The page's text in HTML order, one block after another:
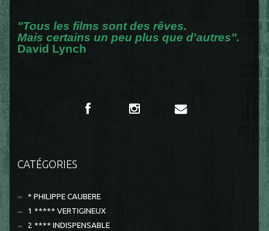
"Tous les films sont des rêves.
Mais certains un peu plus que d'autres".
David Lynch
CATÉGORIES
* PHILIPPE CAUBERE
1 ***** VERTIGINEUX
2 **** INDISPENSABLE